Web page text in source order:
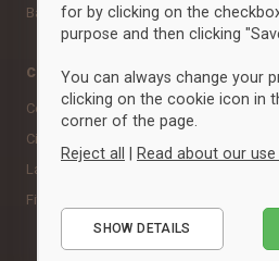
Babytøj
Categorias
Corrida
Ciclismo
Lazer
Fitness, Crossfit & Studio
for by clicking on the
purpose and then clicking
You can always change your
clicking on the cookie icon in
corner of the page.
Reject all | Read about our
Performance
SHOW DETAILS